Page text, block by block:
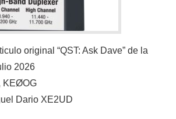
original “QST: Ask Dave” de la
2026
KEØOG
Dario XE2UD